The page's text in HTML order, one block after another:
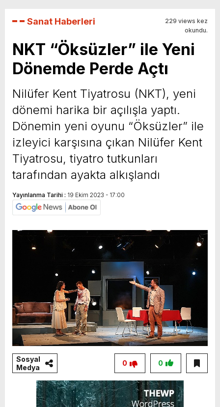
Sanat Haberleri
229 views kez
okundu.
NKT “Öksüzler” ile Yeni
Dönemde Perde Açtı
Nilüfer Kent Tiyatrosu (NKT), yeni
dönemi harika bir açılışla yaptı.
Dönemin yeni oyunu “Öksüzler” ile
izleyici karşısına çıkan Nilüfer Kent
Tiyatrosu, tiyatro tutkunları
tarafından ayakta alkışlandı
Yayınlanma Tarihi : 19 Ekim 2023 - 17:00
Sosyal
Medya
0
0